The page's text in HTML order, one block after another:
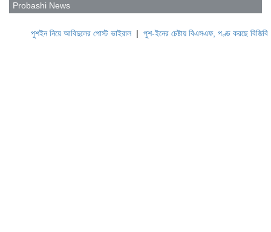
Probashi News
নিয়ে আবিদুলের পোস্ট ভাইরাল|পুশ-ইনের চেষ্টায় বিএসএফ, পণ্ড করছে বিজিবি |